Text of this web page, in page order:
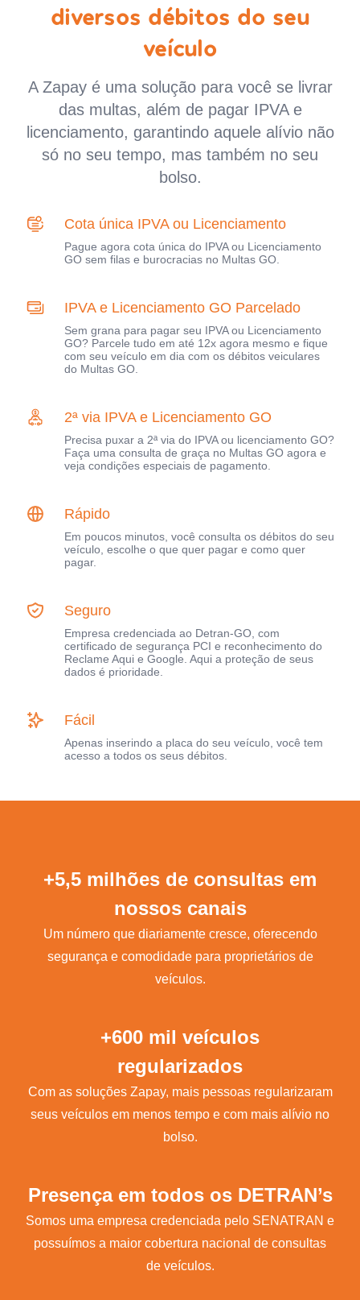
diversos débitos do seu
veículo
A Zapay é uma solução para você se livrar
das multas, além de pagar IPVA e
licenciamento, garantindo aquele alívio não
só no seu tempo, mas também no seu
bolso.
Cota única IPVA ou Licenciamento
Pague agora cota única do IPVA ou Licenciamento
GO sem filas e burocracias no Multas GO.
IPVA e Licenciamento GO Parcelado
Sem grana para pagar seu IPVA ou Licenciamento
GO? Parcele tudo em até 12x agora mesmo e fique
com seu veículo em dia com os débitos veiculares
do Multas GO.
2ª via IPVA e Licenciamento GO
Precisa puxar a 2ª via do IPVA ou licenciamento GO?
Faça uma consulta de graça no Multas GO agora e
veja condições especiais de pagamento.
Rápido
Em poucos minutos, você consulta os débitos do seu
veículo, escolhe o que quer pagar e como quer
pagar.
Seguro
Empresa credenciada ao Detran-GO, com
certificado de segurança PCI e reconhecimento do
Reclame Aqui e Google. Aqui a proteção de seus
dados é prioridade.
Fácil
Apenas inserindo a placa do seu veículo, você tem
acesso a todos os seus débitos.
+5,5 milhões de consultas em
nossos canais
Um número que diariamente cresce, oferecendo
segurança e comodidade para proprietários de
veículos.
+600 mil veículos
regularizados
Com as soluções Zapay, mais pessoas regularizaram
seus veículos em menos tempo e com mais alívio no
bolso.
Presença em todos os DETRAN’s
Somos uma empresa credenciada pelo SENATRAN e
possuímos a maior cobertura nacional de consultas
de veículos.